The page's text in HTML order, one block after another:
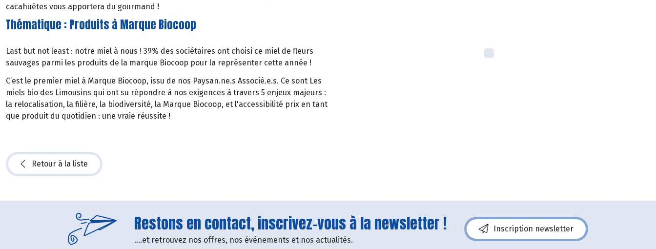
cacahuètes vous apportera du gourmand !
Thématique : Produits à Marque Biocoop
Last but not least : notre miel à nous ! 39% des sociétaires ont choisi ce miel de fleurs
sauvages parmi les produits de la marque Biocoop pour la représenter cette année !
C’est le premier miel à Marque Biocoop, issu de nos Paysan.ne.s Associé.e.s. Ce sont Les
miels bio des Limousins qui ont su répondre à nos exigences à travers 5 enjeux majeurs :
la relocalisation, la filière, la biodiversité, la Marque Biocoop, et l'accessibilité prix en tant
que produit du quotidien : une vraie réussite !
Retour à la liste
Restons en contact, inscrivez-vous à la newsletter !
....et retrouvez nos offres, nos événements et nos actualités.
Inscription newsletter